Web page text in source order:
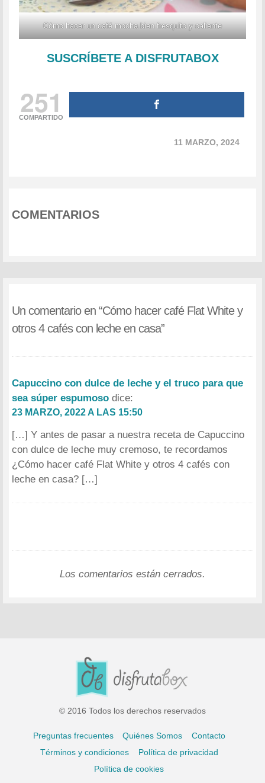
Cómo hacer un café mocha bien fresquito y caliente
SUSCRÍBETE A DISFRUTABOX
251
COMPARTIDO
11 MARZO, 2024
COMENTARIOS
Un comentario en “Cómo hacer café Flat White y
otros 4 cafés con leche en casa”
Capuccino con dulce de leche y el truco para que
sea súper espumoso dice:
23 MARZO, 2022 A LAS 15:50
[…] Y antes de pasar a nuestra receta de Capuccino
con dulce de leche muy cremoso, te recordamos
¿Cómo hacer café Flat White y otros 4 cafés con
leche en casa? […]
Los comentarios están cerrados.
© 2016 Todos los derechos reservados
Preguntas frecuentes Quiénes Somos
Contacto
Términos y condiciones
Política de privacidad
Política de cookies